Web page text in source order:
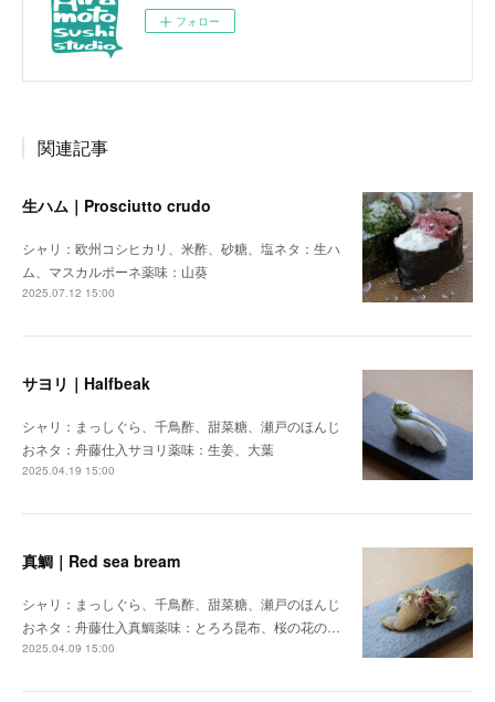
フォロー
関連記事
生ハム｜Prosciutto crudo
シャリ：欧州コシヒカリ、米酢、砂糖、塩ネタ：生ハ
ム、マスカルポーネ薬味：山葵
2025.07.12 15:00
サヨリ｜Halfbeak
シャリ：まっしぐら、千鳥酢、甜菜糖、瀬戸のほんじ
おネタ：舟藤仕入サヨリ薬味：生姜、大葉
2025.04.19 15:00
真鯛｜Red sea bream
シャリ：まっしぐら、千鳥酢、甜菜糖、瀬戸のほんじ
おネタ：舟藤仕入真鯛薬味：とろろ昆布、桜の花の…
2025.04.09 15:00